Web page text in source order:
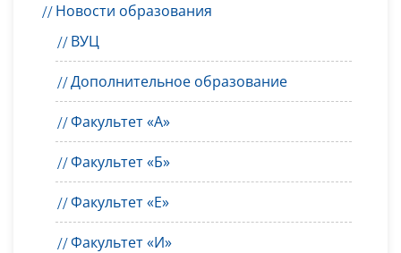
Новости образования
ВУЦ
Дополнительное образование
Факультет «А»
Факультет «Б»
Факультет «Е»
Факультет «И»